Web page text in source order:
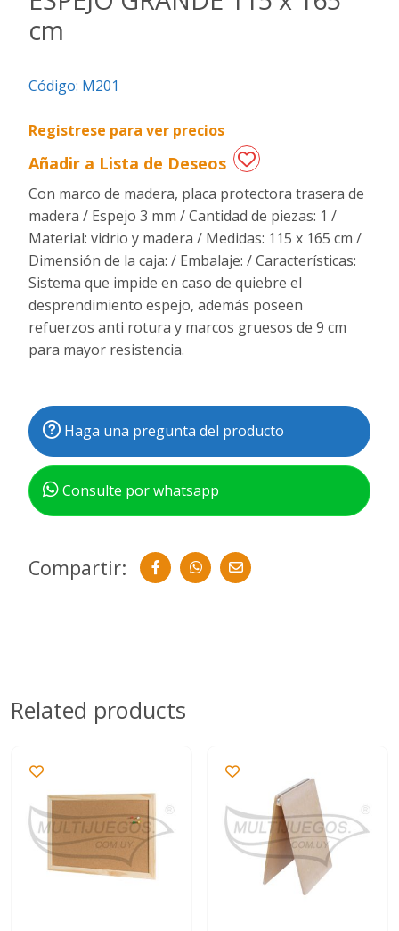
Regalos
especiales
cm
Código: M201
Registrese para ver precios
Añadir a Lista de Deseos
Con marco de madera, placa protectora trasera de
madera / Espejo 3 mm / Cantidad de piezas: 1 /
Material: vidrio y madera / Medidas: 115 x 165 cm /
Dimensión de la caja: / Embalaje: / Características:
Sistema que impide en caso de quiebre el
desprendimiento espejo, además poseen
refuerzos anti rotura y marcos gruesos de 9 cm
para mayor resistencia.
Haga una pregunta del producto
Consulte por whatsapp
Compartir:
Related products